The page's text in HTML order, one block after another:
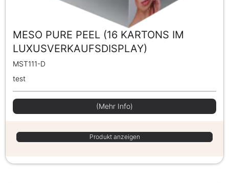
MESO PURE PEEL (16 KARTONS IM
LUXUSVERKAUFSDISPLAY)
MST111-D
test
(Mehr Info)
Produkt anzeigen